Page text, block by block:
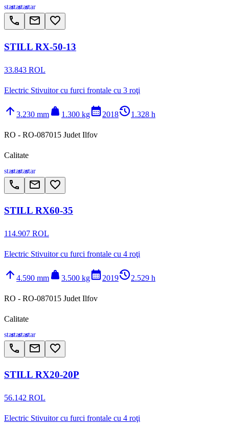
starstarstarstar
call email favorite_border
STILL RX-50-13
33.843 ROL
Electric Stivuitor cu furci frontale cu 3 roţi
arrow_upward 3.230 mm weight 1.300 kgcalendar_month2018history_21.328 h
RO - RO-087015 Judet Ilfov
Calitate
starstarstarstar
call email favorite_border
STILL RX60-35
114.907 ROL
Electric Stivuitor cu furci frontale cu 4 roţi
arrow_upward 4.590 mm weight 3.500 kgcalendar_month2019history_22.529 h
RO - RO-087015 Judet Ilfov
Calitate
starstarstarstar
call email favorite_border
STILL RX20-20P
56.142 ROL
Electric Stivuitor cu furci frontale cu 4 roţi